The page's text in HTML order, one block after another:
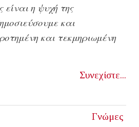
είναι η ψυχή της
και
και τεκμηριωμένη
Συνεχίστε...
Γνώμες